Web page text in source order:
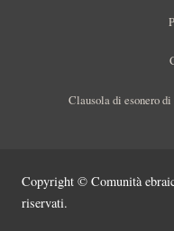
Clausola di esonero
Copyright © Comunità
riservati.